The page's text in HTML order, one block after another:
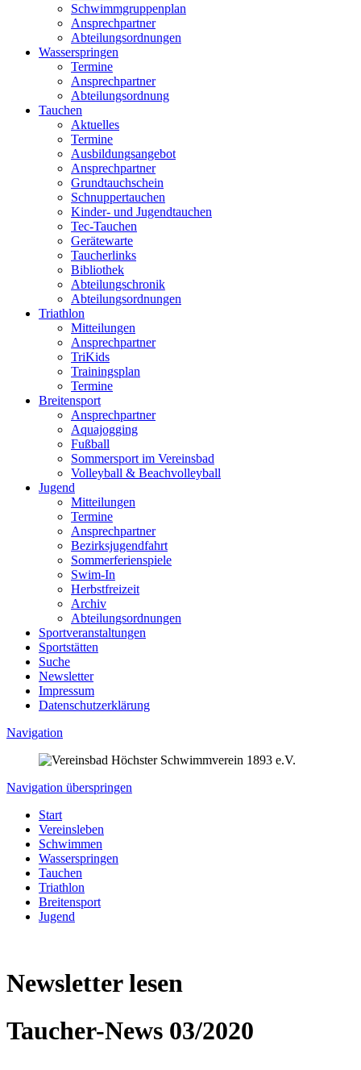
Schwimmgruppenplan
Ansprechpartner
Abteilungsordnungen
Wasserspringen
Termine
Ansprechpartner
Abteilungsordnung
Tauchen
Aktuelles
Termine
Ausbildungsangebot
Ansprechpartner
Grundtauchschein
Schnuppertauchen
Kinder- und Jugendtauchen
Tec-Tauchen
Gerätewarte
Taucherlinks
Bibliothek
Abteilungschronik
Abteilungsordnungen
Triathlon
Mitteilungen
Ansprechpartner
TriKids
Trainingsplan
Termine
Breitensport
Ansprechpartner
Aquajogging
Fußball
Sommersport im Vereinsbad
Volleyball & Beachvolleyball
Jugend
Mitteilungen
Termine
Ansprechpartner
Bezirksjugendfahrt
Sommerferienspiele
Swim-In
Herbstfreizeit
Archiv
Abteilungsordnungen
Sportveranstaltungen
Sportstätten
Suche
Newsletter
Impressum
Datenschutzerklärung
Navigation
Navigation überspringen
Start
Vereinsleben
Schwimmen
Wasserspringen
Tauchen
Triathlon
Breitensport
Jugend
Newsletter lesen
Taucher-News 03/2020